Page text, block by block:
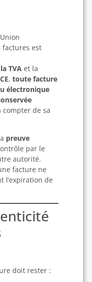
factures est
TVA et la
, toute facture
électronique
de sa
preuve
par le
autorité.
facture ne
l’expiration de
doit rester :